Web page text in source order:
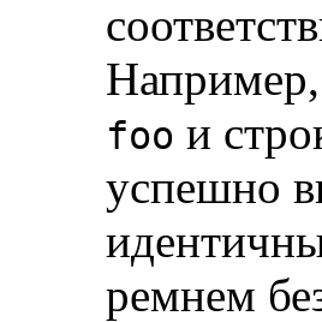
foo и
успешно
ремнем